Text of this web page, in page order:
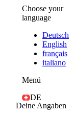
Choose your
language
Deutsch
English
français
italiano
Menü
DE
Deine Angaben